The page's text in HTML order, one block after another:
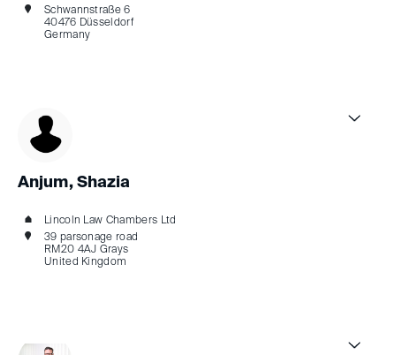
Schwannstraße 6
40476 Düsseldorf
Germany
Anjum, Shazia
Lincoln Law Chambers Ltd
39 parsonage road
RM20 4AJ Grays
United Kingdom